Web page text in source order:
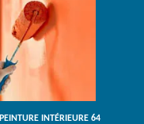
PEINTURE INTÉRIEURE 64